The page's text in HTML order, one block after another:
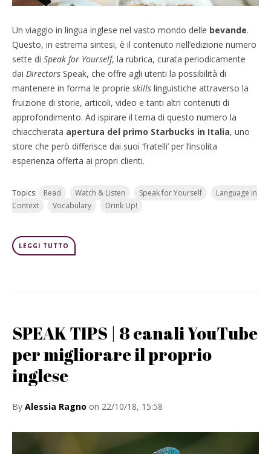
Un viaggio in lingua inglese nel vasto mondo delle bevande.
Questo, in estrema sintesi, è il contenuto nell’edizione numero
sette di Speak for Yourself, la rubrica, curata periodicamente
dai Directors Speak, che offre agli utenti la possibilità di
mantenere in forma le proprie skills linguistiche attraverso la
fruizione di storie, articoli, video e tanti altri contenuti di
approfondimento. Ad ispirare il tema di questo numero la
chiacchierata apertura del primo Starbucks in Italia, uno
store che però differisce dai suoi ‘fratelli’ per l’insolita
esperienza offerta ai propri clienti.
Topics: Read Watch & Listen Speak for Yourself
Language in
Context
Vocabulary Drink Up!
LEGGI TUTTO
SPEAK TIPS | 8 canali YouTube
per migliorare il proprio
inglese
By Alessia Ragno on 22/10/18, 15:58